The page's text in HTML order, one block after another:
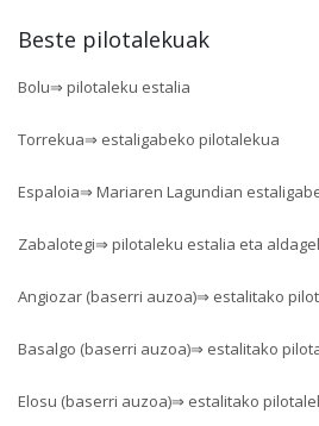
Beste pilotalekuak
Bolu⇒ pilotaleku estalia
Torrekua⇒ estaligabeko pilotalekua
Espaloia⇒ Mariaren Lagundian
Zabalotegi⇒ pilotaleku estalia eta
Angiozar (baserri auzoa)⇒ estalitako
Basalgo (baserri auzoa)⇒ estalitako
Elosu (baserri auzoa)⇒ estalitako